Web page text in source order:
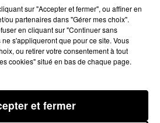
sec
NORD DU 20/06/2025 À
NORD
sur "Accepter et fermer", ou affiner en
ou partenaires dans "Gérer mes choix".
en cliquant sur "Continuer sans
s'appliqueront que pour ce site. Vous
ou retirer votre consentement à tout
cookies" situé en bas de chaque page.
et fermer